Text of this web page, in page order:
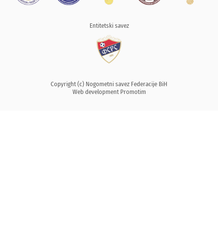
Entitetski savez
Copyright (c) Nogometni savez Federacije BiH
Web development Promotim